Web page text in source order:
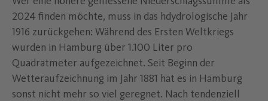
2024 finden möchte, muss in das hdydrologische Jahr
1916 zurückgehen: Während des Ersten Weltkriegs
wurden in Hamburg über 1.100 Liter pro
Quadratmeter aufgezeichnet. Seit Beginn der
Wetteraufzeichnung im Jahr 1881 hat es in Hamburg
sonst nicht mehr so viel geregnet. Nach tendenziell